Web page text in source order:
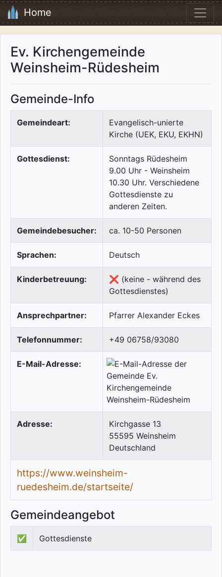
Home
Ev. Kirchengemeinde
Weinsheim-Rüdesheim
Gemeinde-Info
Gemeindeart:
Evangelisch-unierte
Kirche (UEK, EKU, EKHN)
Gottesdienst:
Sonntags Rüdesheim
9.00 Uhr - Weinsheim
10.30 Uhr. Verschiedene
Gottesdienste zu
anderen Zeiten.
Gemeindebesucher: ca. 10-50 Personen
Sprachen: Deutsch
Kinderbetreuung:
❌ (keine - während des
Gottesdienstes)
Ansprechpartner: Pfarrer Alexander Eckes
Telefonnummer: +49 06758/93080
E-Mail-Adresse:
Adresse:
Kirchgasse 13
55595 Weinsheim
Deutschland
https://www.weinsheim-
ruedesheim.de/startseite/
Gemeindeangebot
✅ Gottesdienste